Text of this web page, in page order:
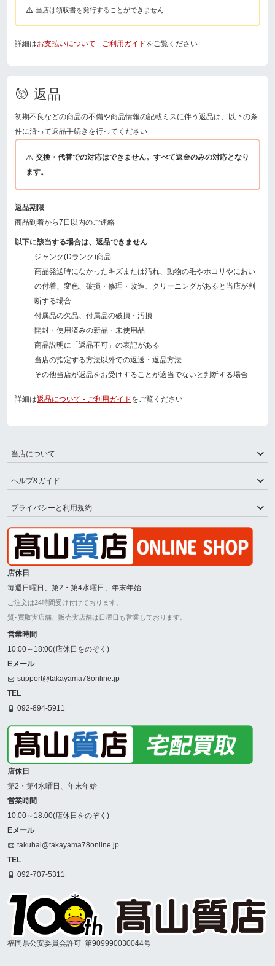
当店は領収書を発行することができません
詳細はお支払いについて - ご利用ガイドをご覧ください
返品
初期不良などの商品の不備や商品情報の記載ミスに伴う返品は、以下の条
件に沿って返品手続きを行ってください
交換・代替での対応はできません。すべて返金のみの対応となり
ます。
返品期限
商品到着から7日以内のご連絡
以下に該当する場合は、返品できません
ジャンク(Dランク)商品
商品発送時になかったキズまたは汚れ、動物の毛やホコリやにおい
の付着、変色、破損・修理・改造、クリーニングがあると当店が判
断する場合
付属品の欠品、付属品の破損・汚損
開封・使用済みの新品・未使用品
商品説明に「返品不可」の表記がある
当店の指定する方法以外での返送・返品方法
その他当店が返品をお受けすることが適当でないと判断する場合
詳細は返品について - ご利用ガイドをご覧ください
当店について
ヘルプ&ガイド
プライバシーと利用規約
店休日
毎週日曜日、第2・第4水曜日、年末年始
ご注文は24時間受け付けております。
質･買取実店舗、販売実店舗は日曜日も営業しております。
営業時間
10:00～18:00(店休日をのぞく)
Eメール
support@takayama78online.jp
TEL
092-894-5911
店休日
第2・第4水曜日、年末年始
営業時間
10:00～18:00(店休日をのぞく)
Eメール
takuhai@takayama78online.jp
TEL
092-707-5311
福岡県公安委員会許可 第909990030044号